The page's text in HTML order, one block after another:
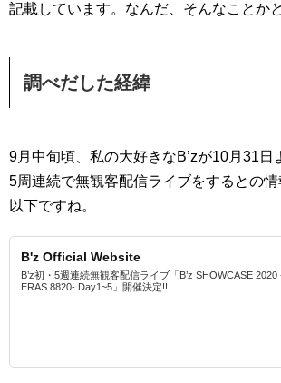
記載しています。なんだ、そんなことか
調べだした経緯
9月中旬頃、私の大好きなB’zが10月31日
5周連続で無観客配信ライブをするとの情
以下ですね。
B'z Official Website
B’z初・5週連続無観客配信ライブ「B’z SHOWCASE 2020
ERAS 8820- Day1~5」開催決定!!